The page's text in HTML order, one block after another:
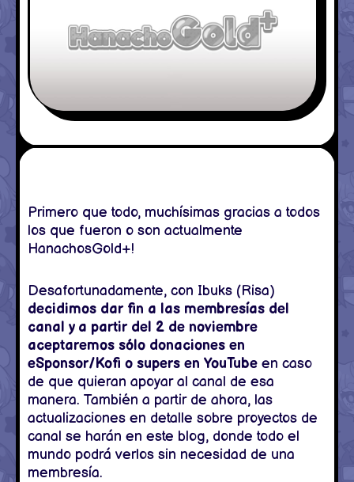
Primero que todo, muchísimas gracias a todos
los que fueron o son actualmente
HanachosGold+!
Desafortunadamente, con Ibuks (Risa)
decidimos dar fin a las membresías del
canal y a partir del 2 de noviembre
aceptaremos sólo donaciones en
eSponsor/Kofi o supers en YouTube en caso
de que quieran apoyar al canal de esa
manera. También a partir de ahora, las
actualizaciones en detalle sobre proyectos de
canal se harán en este blog, donde todo el
mundo podrá verlos sin necesidad de una
membresía.